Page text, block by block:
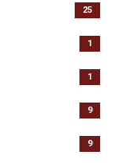
25
1
1
9
9